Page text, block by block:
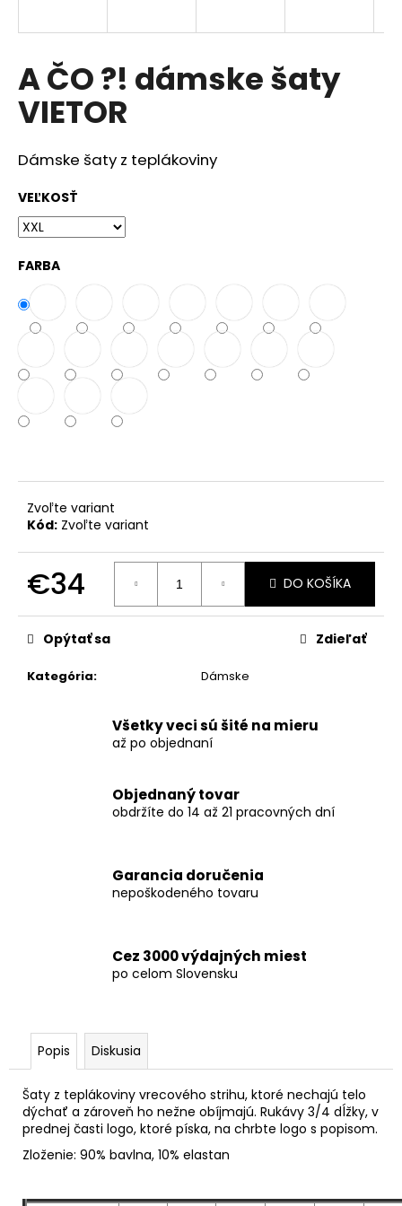
A ČO ?! dámske šaty
VIETOR
Dámske šaty z teplákoviny
VEĽKOSŤ
FARBA
Zvoľte variant
Kód: Zvoľte variant
€34
cena:
DO KOŠÍKA
Kategória: Dámske
Opýtať sa Zdieľať
Všetky veci sú šité na mieru
až po objednaní
Objednaný tovar
obdržíte do 14 až 21 pracovných dní
Garancia doručenia
nepoškodeného tovaru
Cez 3000 výdajných miest
po celom Slovensku
Popis Diskusia
Šaty z teplákoviny vrecového strihu, ktoré nechajú telo
dýchať a zároveň ho nežne obíjmajú. Rukávy 3/4 dĺžky, v
prednej časti logo, ktoré píska, na chrbte logo s popisom.
Zloženie: 90% bavlna, 10% elastan
s
ť
?
d
p
o
r
ú
č
a